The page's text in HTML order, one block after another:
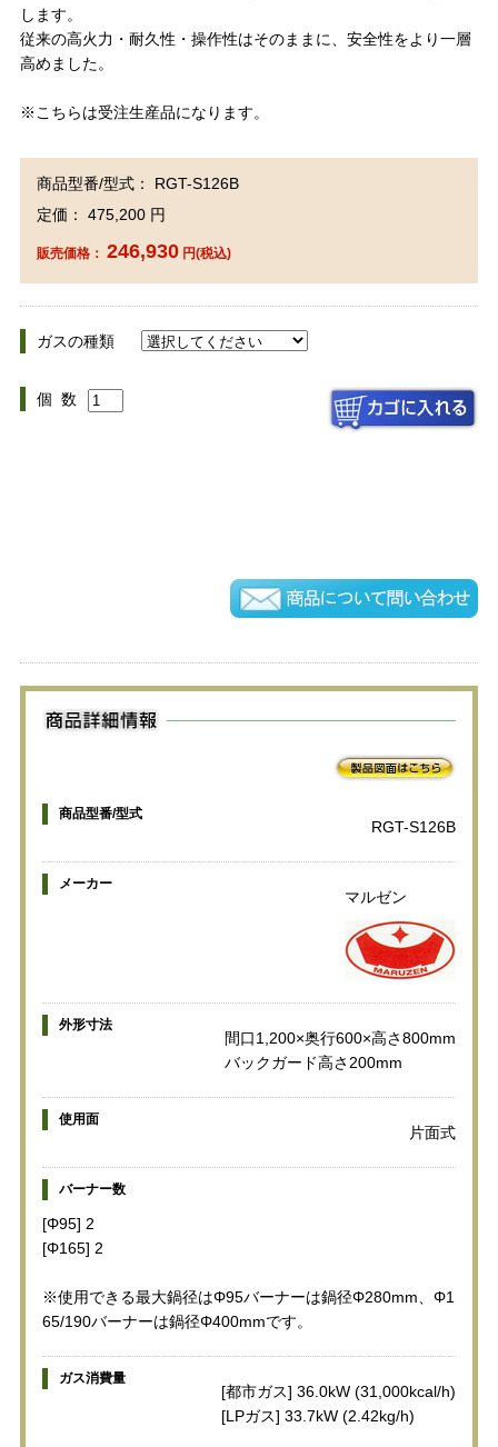
します。
従来の高火力・耐久性・操作性はそのままに、安全性をより一層
高めました。
※こちらは受注生産品になります。
商品型番/型式： RGT-S126B
定価： 475,200 円
販売価格： 246,930円(税込)
ガスの種類
個 数
商品型番/型式
RGT-S126B
メーカー
マルゼン
外形寸法
間口1,200×奥行600×高さ800mm
バックガード高さ200mm
使用面
片面式
バーナー数
[Φ95] 2
[Φ165] 2
※使用できる最大鍋径はΦ95バーナーは鍋径Φ280mm、Φ1
65/190バーナーは鍋径Φ400mmです。
ガス消費量
[都市ガス] 36.0kW (31,000kcal/h)
[LPガス] 33.7kW (2.42kg/h)